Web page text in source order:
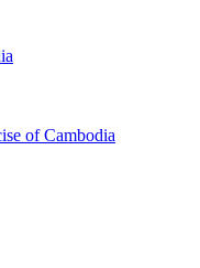
of Cambodia